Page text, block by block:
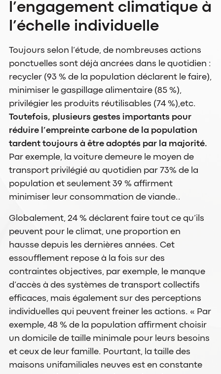
l’engagement climatique à
l’échelle individuelle
Toujours selon l’étude, de nombreuses actions
ponctuelles sont déjà ancrées dans le quotidien :
recycler (93 % de la population déclarent le faire),
minimiser le gaspillage alimentaire (85 %),
privilégier les produits réutilisables (74 %),etc.
Toutefois, plusieurs gestes importants pour
réduire l’empreinte carbone de la population
tardent toujours à être adoptés par la majorité.
Par exemple, la voiture demeure le moyen de
transport privilégié au quotidien par 73% de la
population et seulement 39 % affirment
minimiser leur consommation de viande..
Globalement, 24 % déclarent faire tout ce qu’ils
peuvent pour le climat, une proportion en
hausse depuis les dernières années. Cet
essoufflement repose à la fois sur des
contraintes objectives, par exemple, le manque
d’accès à des systèmes de transport collectifs
efficaces, mais également sur des perceptions
individuelles qui peuvent freiner les actions. « Par
exemple, 48 % de la population affirment choisir
un domicile de taille minimale pour leurs besoins
et ceux de leur famille. Pourtant, la taille des
maisons unifamiliales neuves est en constante